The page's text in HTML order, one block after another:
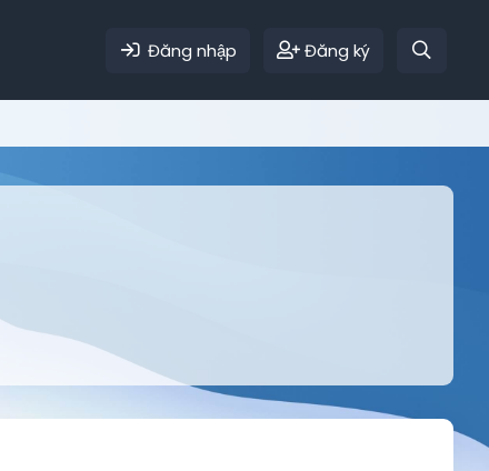
Đăng nhập Đăng ký